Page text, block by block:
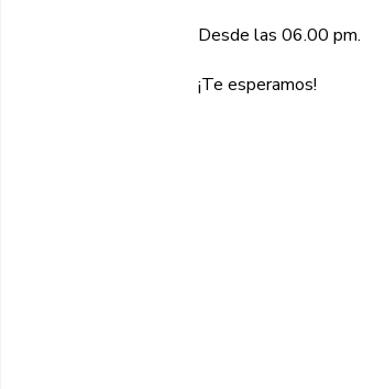
Desde las 06.00 pm.
¡Te esperamos!